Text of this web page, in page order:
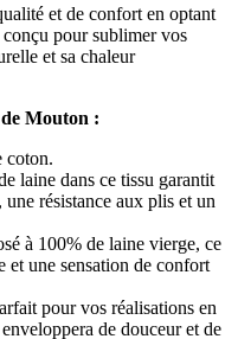
et de confort en optant
pour sublimer vos
et sa chaleur
Mouton :
coton.
laine dans ce tissu garantit
résistance aux plis et un
à 100% de laine vierge, ce
et une sensation de confort
pour vos réalisations en
de douceur et de